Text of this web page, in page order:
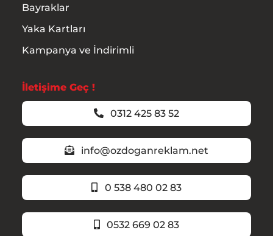
Bayraklar
Yaka Kartları
Kampanya ve İndirimli
İletişime Geç !
0312 425 83 52
info@ozdoganreklam.net
0 538 480 02 83
0532 669 02 83